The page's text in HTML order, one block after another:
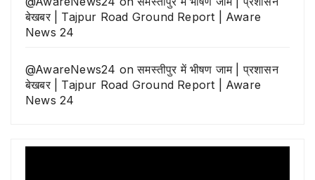
बेखबर | Tajpur Road Ground Report | Aware
News 24
@AwareNews24 onसमस्तीपुर में भीषण जाम | प्रशासन
बेखबर | Tajpur Road Ground Report | Aware
News 24